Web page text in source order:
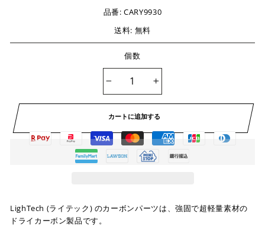
品番:CARY9930
送料: 無料
個数
カートに追加する
LighTech (ライテック) のカーボンパーツは、強固で超軽量素材の
ドライカーボン製品です。